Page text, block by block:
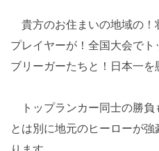
貴方のお住まいの地域の！
プレイヤーが！全国大会で
ブリーガーたちと！日本一を
トップランカー同士の勝負
とは別に地元のヒーローが